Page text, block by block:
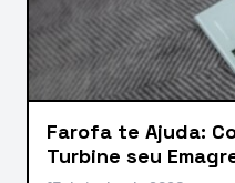
Farofa te Ajuda:
Turbine seu